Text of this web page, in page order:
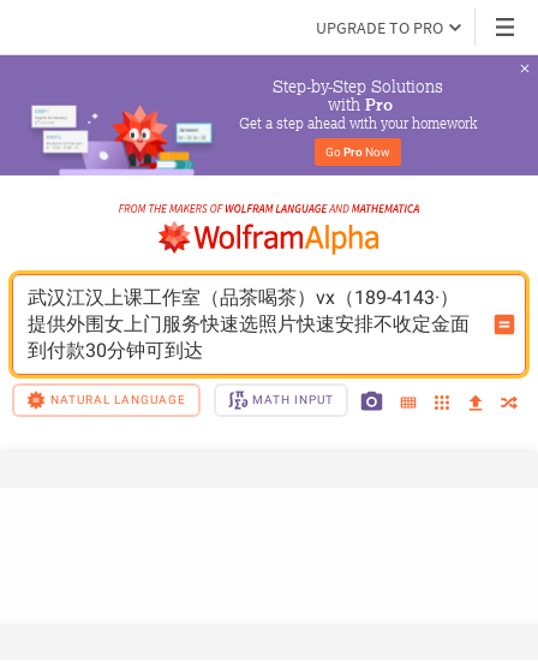
UPGRADE TO PRO
Step-by-Step Solutions
with Pro
Get a step ahead with your homework
Go Pro Now
武汉江汉上课工作室（品茶喝茶）vx（189-4143·）
提供外围女上门服务快速选照片快速安排不收定金面
到付款30分钟可到达
NATURAL LANGUAGE MATH INPUT